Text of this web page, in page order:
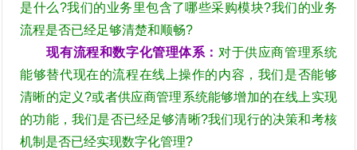
是什么?我们的业务里包含了哪些采购模块?我们的业务
流程是否已经足够清楚和顺畅?
现有流程和数字化管理体系： 对于供应商管理系统
能够替代现在的流程在线上操作的内容，我们是否能够
清晰的定义?或者供应商管理系统能够增加的在线上实现
的功能，我们是否已经足够清晰?我们现行的决策和考核
机制是否已经实现数字化管理?